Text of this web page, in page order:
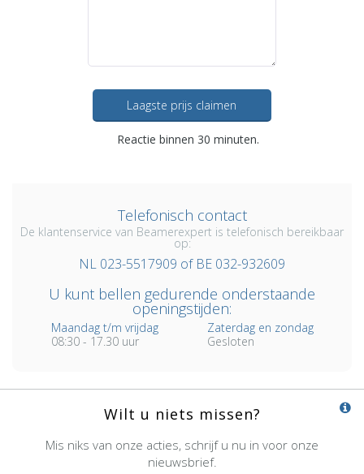
Laagste prijs claimen
Reactie binnen 30 minuten.
Telefonisch contact
De klantenservice van Beamerexpert is telefonisch bereikbaar
op:
NL 023-5517909 of BE 032-932609
U kunt bellen gedurende onderstaande
openingstijden:
Maandag t/m vrijdag
08:30 - 17.30 uur
Zaterdag en zondag
Gesloten
Wilt u niets missen?
Mis niks van onze acties, schrijf u nu in voor onze
nieuwsbrief.